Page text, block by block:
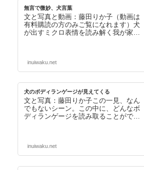
無言で微妙、犬言葉
文と写真と動画：藤田りか子（動画は
有料購読の方のみご覧になれます）犬
が出すミクロ表情を読み解く我が家に
inuiwaku.net
犬のボディランゲージが見えてくる
文と写真：藤田りか子この一見、なん
でもないシーン。この中に、どんなボ
ディランゲージを読み取ることができ
inuiwaku.net